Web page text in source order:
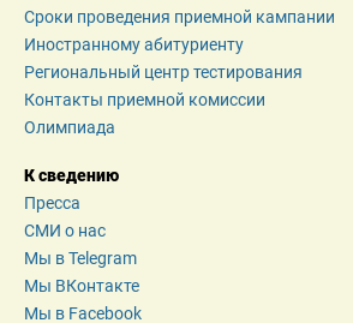
Сроки проведения приемной кампании
Иностранному абитуриенту
Региональный центр тестирования
Контакты приемной комиссии
Олимпиада
К сведению
Пресса
СМИ о нас
Мы в Telegram
Мы ВКонтакте
Мы в Facebook